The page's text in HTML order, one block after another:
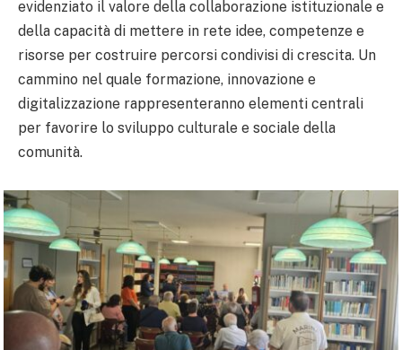
evidenziato il valore della collaborazione istituzionale e
della capacità di mettere in rete idee, competenze e
risorse per costruire percorsi condivisi di crescita. Un
cammino nel quale formazione, innovazione e
digitalizzazione rappresenteranno elementi centrali
per favorire lo sviluppo culturale e sociale della
comunità.